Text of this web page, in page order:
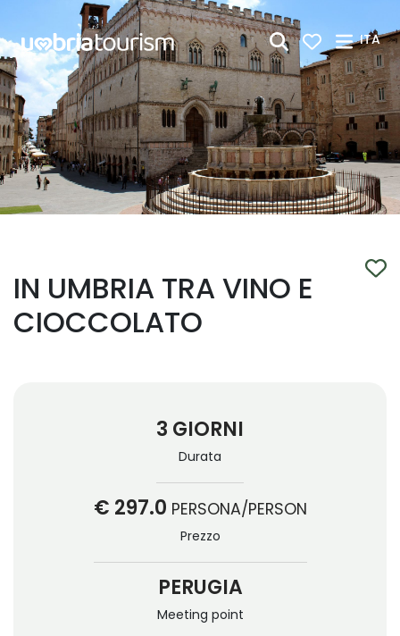
Skip to Main Content
ITA
IN UMBRIA TRA VINO E
CIOCCOLATO
3 GIORNI
Durata
€ 297.0 PERSONA/PERSON
Prezzo
PERUGIA
Meeting point